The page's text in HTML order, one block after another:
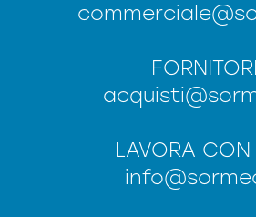
FORNITORI
LAVORA CON